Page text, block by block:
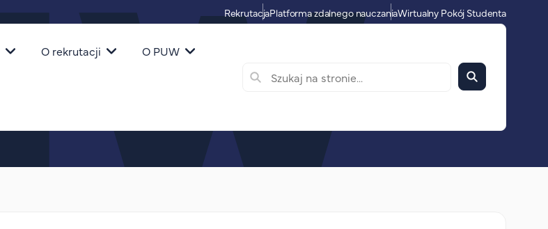
RekrutacjaPlatforma zdalnego nauczaniaWirtualny Pokój Studenta
O rekrutacji O PUW